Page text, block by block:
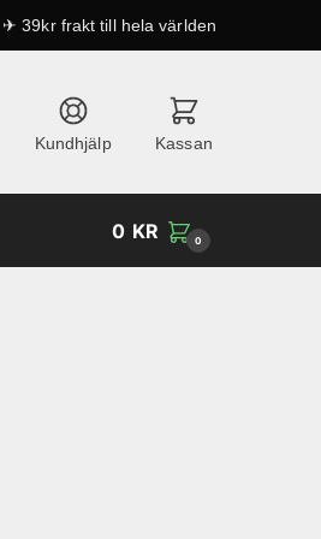
✈ 39kr frakt till hela världen
Kundhjälp Kassan
0 KR 0